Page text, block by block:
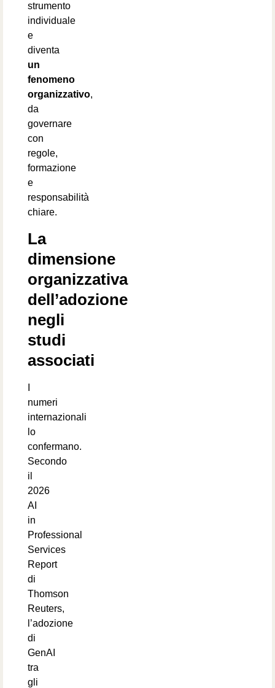
strumento
individuale
e
diventa
un
fenomeno
organizzativo,
da
governare
con
regole,
formazione
e
responsabilità
chiare.
La
dimensione
organizzativa
dell’adozione
negli
studi
associati
numeri
internazionali
lo
confermano.
Secondo
il
2026
AI
in
Professional
Services
Report
di
Thomson
Reuters,
l’adozione
di
GenAI
tra
gli